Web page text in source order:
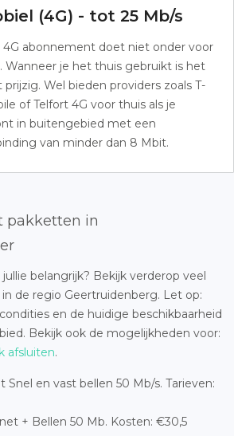
(4G) - tot 25 Mb/s
4G abonnement doet niet onder voor
Wanneer je het thuis gebruikt is het
prijzig. Wel bieden providers zoals T-
of Telfort 4G voor thuis als je
in buitengebied met een
van minder dan 8 Mbit.
pakketten in
belangrijk? Bekijk verderop veel
de regio Geertruidenberg. Let op:
en de huidige beschikbaarheid
Bekijk ook de mogelijkheden voor:
afsluiten.
Snel en vast bellen 50 Mb/s. Tarieven:
+ Bellen 50 Mb. Kosten: €30,5